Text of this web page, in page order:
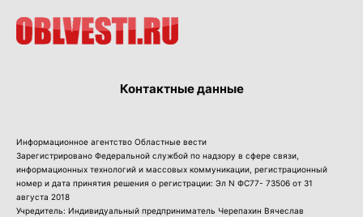
Контактные данные
Информационное агентство Областные вести
Зарегистрировано Федеральной службой по надзору в сфере связи,
информационных технологий и массовых коммуникации, регистрационный
номер и дата принятия решения о регистрации: Эл N ФС77- 73506 от 31
августа 2018
Учредитель: Индивидуальный предприниматель Черепахин Вячеслав